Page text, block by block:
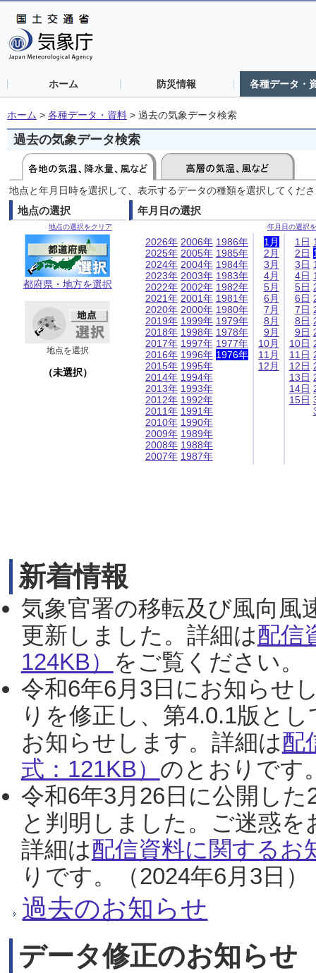
ホーム 防災情報 各種データ・
ホーム > 各種データ・資料 > 過去の気象データ検索
過去の気象データ検索
地点と年月日時を選択して、表示するデータの種類を選択してくだ
地点の選択
地点の選択をクリア
都府県・地方を選択
地点を選択
（未選択）
年月日の選択
年月日の選択
2026年
2025年
2024年
2023年
2022年
2021年
2020年
2019年
2018年
2017年
2016年
2015年
2014年
2013年
2012年
2011年
2010年
2009年
2008年
2007年
2006年
2005年
2004年
2003年
2002年
2001年
2000年
1999年
1998年
1997年
1996年
1995年
1994年
1993年
1992年
1991年
1990年
1989年
1988年
1987年
1986年
1985年
1984年
1983年
1982年
1981年
1980年
1979年
1978年
1977年
1976年
1月
2月
3月
4月
5月
6月
7月
8月
9月
10月
11月
12月
1日
2日
3日
4日
5日
6日
7日
8日
9日
10日
11日
12日
13日
14日
15日
新着情報
気象官署の移転及び風向風
更新しました。詳細は配信
124KB） をご覧ください。
令和6年6月3日にお知らせ
りを修正し、第4.0.1版と
お知らせします。詳細は配
式：121KB） のとおりです
令和6年3月26日に公開し
と判明しました。ご迷惑
詳細は配信資料に関するお
りです。（2024年6月3日）
過去のお知らせ
データ修正のお知らせ